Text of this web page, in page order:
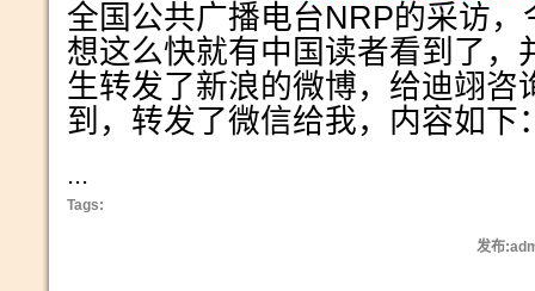
全国公共广播电台NRP的采访
想这么快就有中国读者看到了，
生转发了新浪的微博，给迪翊咨
到，转发了微信给我，内容如下
...
Tags:
发布